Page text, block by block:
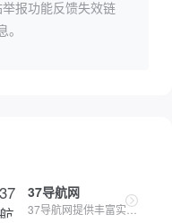
报功能反馈失效链
37导航网
37导航网提供丰富实用的在线工具和AI工具集，帮助您轻松处理商...